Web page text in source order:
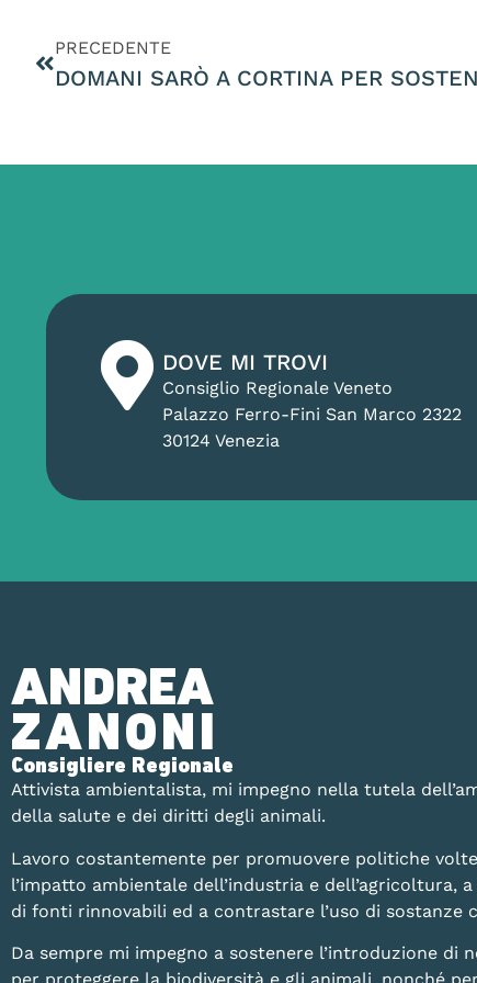
PRECEDENTE
DOVE MI TROVI
Consiglio Regionale Veneto
Palazzo Ferro-Fini San Marco 2322
30124 Venezia
ANDREA
ZANONI
Consigliere Regionale
Attivista ambientalista, mi impegno nella tutela
della salute e dei diritti degli animali.
Lavoro costantemente per promuovere politiche
l’impatto ambientale dell’industria e dell’agricoltura,
di fonti rinnovabili ed a contrastare l’uso di sostanze
Da sempre mi impegno a sostenere l’introduzione di